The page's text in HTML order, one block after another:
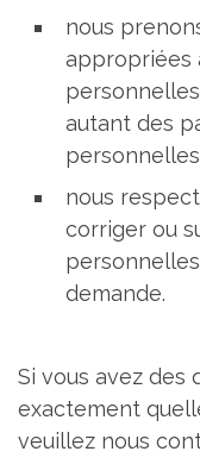
nous
appropriées
autant des
nous
corriger ou
demande.
Si vous avez des
exactement
veuillez nous